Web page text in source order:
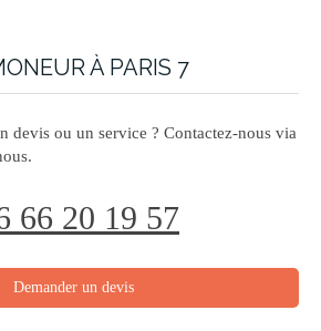
À PARIS 7
devis ou un service ? Contactez-nous via
66 20 19 57
Demander un devis